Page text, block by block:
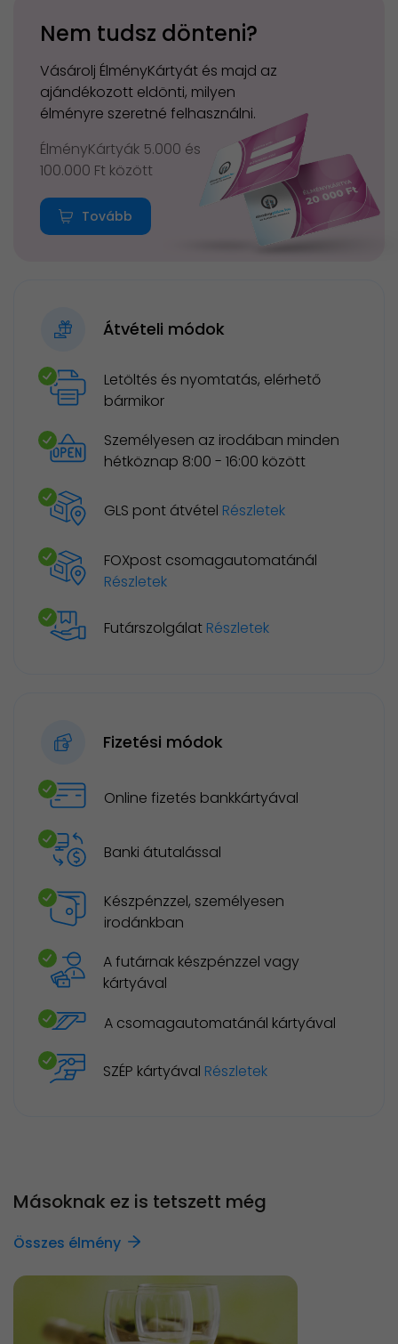
Nem tudsz dönteni?
Vásárolj ÉlményKártyát és majd az
ajándékozott eldönti, milyen
élményre szeretné felhasználni.
ÉlményKártyák 5.000 és
100.000 Ft között
Tovább
Átvételi módok
Letöltés és nyomtatás, elérhető
bármikor
Személyesen az irodában minden
hétköznap 8:00 - 16:00 között
GLS pont átvétel Részletek
FOXpost csomagautomatánál
Részletek
Futárszolgálat Részletek
Fizetési módok
Online fizetés bankkártyával
Banki átutalással
Készpénzzel, személyesen
irodánkban
A futárnak készpénzzel vagy
kártyával
A csomagautomatánál kártyával
SZÉP kártyával Részletek
Másoknak ez is tetszett még
Összes élmény